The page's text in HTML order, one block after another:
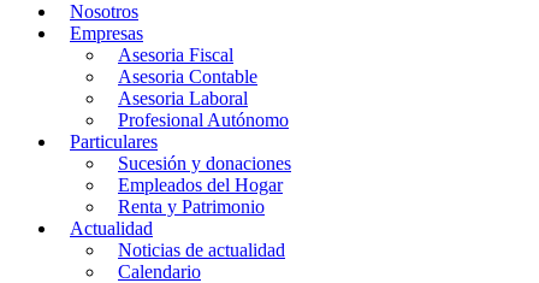
Nosotros
Empresas
Asesoria Fiscal
Asesoria Contable
Asesoria Laboral
Profesional Autónomo
Particulares
Sucesión y donaciones
Empleados del Hogar
Renta y Patrimonio
Actualidad
Noticias de actualidad
Calendario